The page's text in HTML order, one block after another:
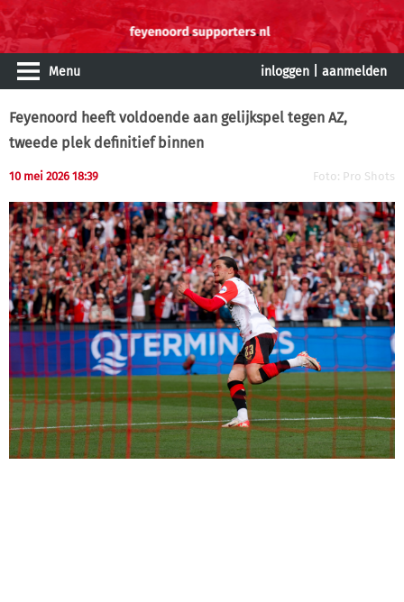
Menu inloggen aanmelden
Feyenoord heeft voldoende aan gelijkspel tegen AZ,
tweede plek definitief binnen
10 mei 2026 18:39 Foto: Pro Shots